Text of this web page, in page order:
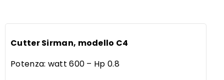
Cutter Sirman, modello C4
Potenza: watt 600 – Hp 0.8